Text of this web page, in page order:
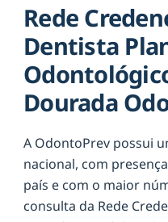
Rede
Dentista
Dourada
A OdontoPrev possui
nacional, com
país e com o maior
consulta da Rede